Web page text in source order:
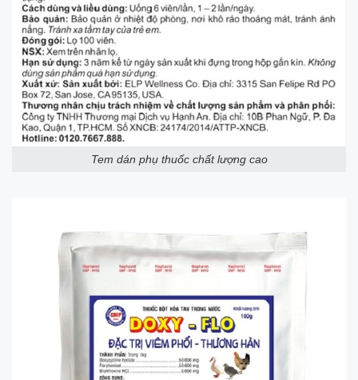
Tem dán phụ thuốc chất lượng cao